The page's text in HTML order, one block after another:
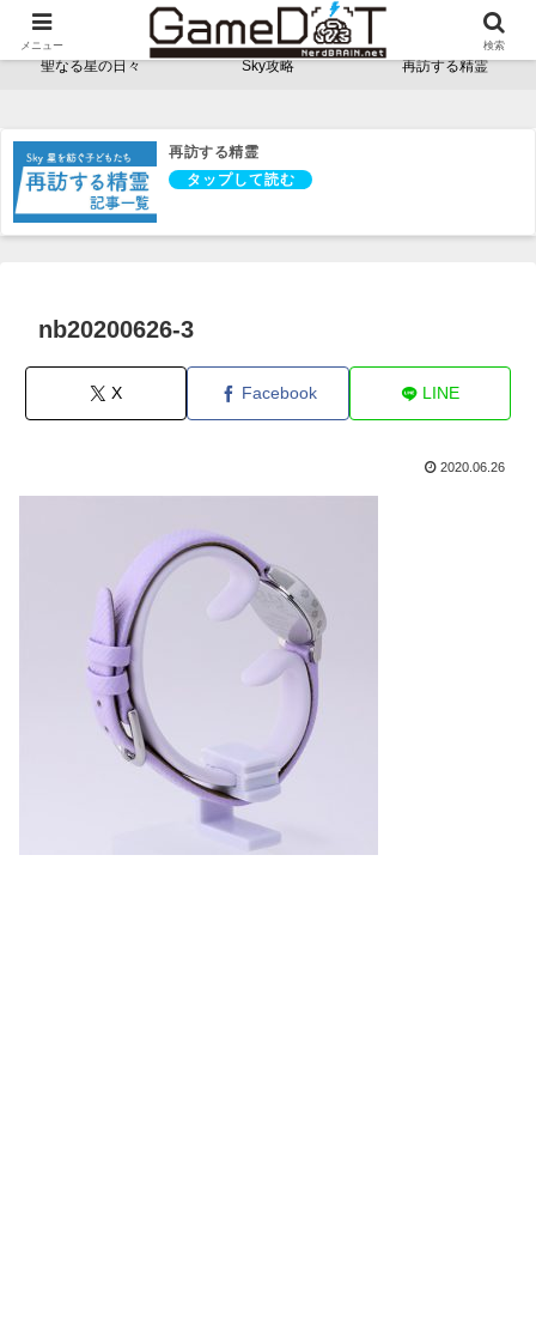
NerdBRAINゲーム支部 - ゲームドット -
聖なる星の日々 Sky攻略 再訪する精霊
再訪する精霊
nb20200626-3
X Facebook LINE
2020.06.26
メニュー 検索